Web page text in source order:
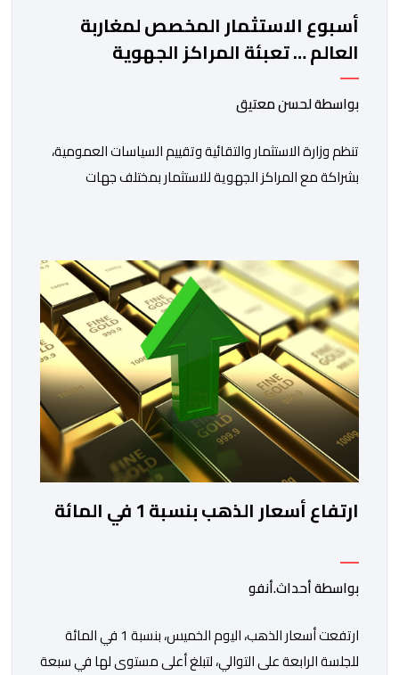
أسبوع الاستثمار المخصص لمغاربة
العالم … تعبئة المراكز الجهوية
للاستثمار لمواكبة مشاريع مغاربة
العالم
بواسطة لحسن معتيق
تنظم وزارة الاستثمار والتقائية وتقييم السياسات العمومية،
بشراكة مع المراكز الجهوية للاستثمار بمختلف جهات
تهدف هذه المبادرة إلى تمكين مغاربة العالم من الاطلاع
على فرص الاستثمار المتاحة بمختلف جهات المملكة،
والاستفادة من مواكبة عن قرب تساعدهم […]
ارتفاع أسعار الذهب بنسبة 1 في المائة
بواسطة أحداث.أنفو
ارتفعت أسعار الذهب، اليوم الخميس، بنسبة 1 في المائة
للجلسة الرابعة على التوالي، لتبلغ أعلى مستوى لها في سبعة